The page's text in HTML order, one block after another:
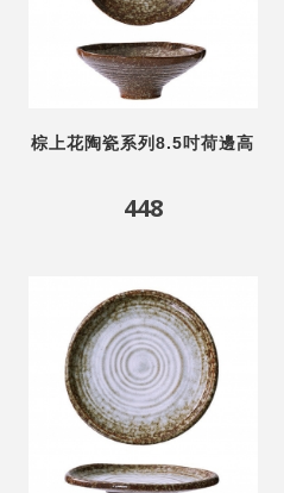
棕上花陶瓷系列8.5吋荷邊高
448